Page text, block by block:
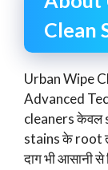
Clean
Urban Wipe
Advanced
cleaners केवल
stains के root
दाग भी आसानी